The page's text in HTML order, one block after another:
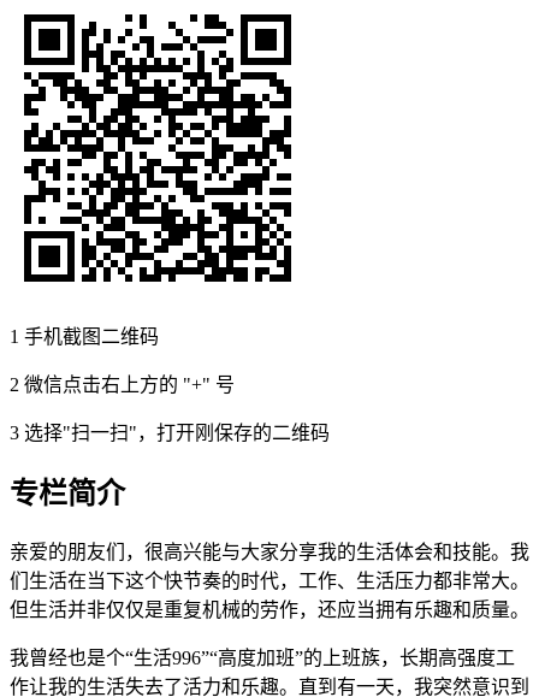
1 手机截图二维码
2 微信点击右上方的 "+" 号
3 选择"扫一扫"，打开刚保存的二维码
专栏简介
亲爱的朋友们，很高兴能与大家分享我的生活体会和技能。我
们生活在当下这个快节奏的时代，工作、生活压力都非常大。
但生活并非仅仅是重复机械的劳作，还应当拥有乐趣和质量。
我曾经也是个“生活996”“高度加班”的上班族，长期高强度工
作让我的生活失去了活力和乐趣。直到有一天，我突然意识到